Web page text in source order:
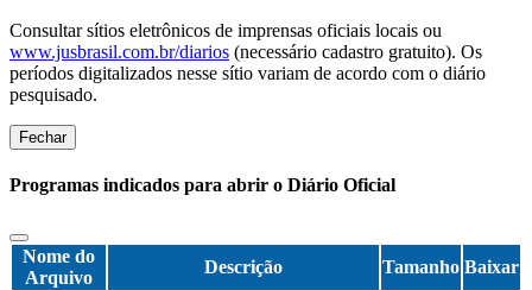
Consultar sítios eletrônicos de imprensas oficiais locais ou
www.jusbrasil.com.br/diarios (necessário cadastro gratuito). Os
períodos digitalizados nesse sítio variam de acordo com o diário
pesquisado.
Fechar
Programas indicados para abrir o Diário Oficial
Nome do
Arquivo
Descrição Tamanho Baixar